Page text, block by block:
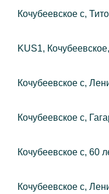
Кочубеевское с,
KUS1,
Кочубеевское с,
Кочубеевское с,
Кочубеевское с, 60
Кочубеевское с,